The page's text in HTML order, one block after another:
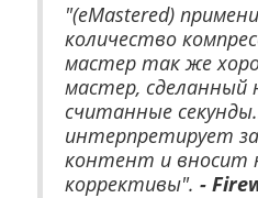
"(eMastered)
количество
мастер так же
мастер, сделанный
считанные
интерпретирует
контент и вносит
коррективы". -